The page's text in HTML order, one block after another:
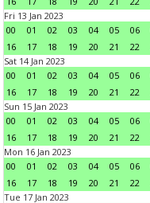
Fri 13 Jan 2023
00
01 02 03 04 05 06
16
17 18 19 20 21 22
Sat 14 Jan 2023
00
01 02 03 04 05 06
16
17 18 19 20 21 22
Sun 15 Jan 2023
00
01 02 03 04 05 06
16
17 18 19 20 21 22
Mon 16 Jan 2023
00
01 02 03 04 05 06
16
17 18 19 20 21 22
Tue 17 Jan 2023